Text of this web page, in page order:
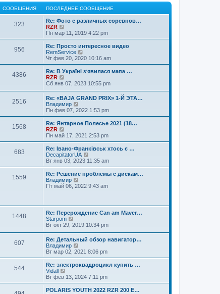
СООБЩЕНИЯ ПОСЛЕДНЕЕ СООБЩЕНИЕ
323
Re: Фото с различных соревнов…
RZR
е
р
е
й
т
к
п
о
с
л
е
д
н
е
м
с
о
о
б
щ
е
н
и
ю
Пн мар 11, 2019 4:22 pm
956
Re: Просто интересное видео
RemService
е
р
е
т
к
п
с
л
е
н
е
м
у
с
о
о
б
щ
Чт фев 20, 2020 10:16 am
4386
Re: В Україні зʼявилася мапа …
RZR
е
е
й
т
и
к
п
с
л
е
д
н
е
м
у
с
е
н
и
ю
Сб янв 07, 2023 10:55 pm
2516
Re: «BAJA GRAND PRIX» 1-Й ЭТА…
Владимир
е
р
е
т
п
о
с
е
н
у
с
о
е
н
и
Пн фев 07, 2022 1:53 pm
1568
Re: Янтарное Полесье 2021 (18…
RZR
е
р
е
й
т
п
о
с
д
н
е
м
у
с
о
о
е
н
и
Пн май 17, 2021 2:53 pm
683
Re: Івано-Франківськ хтось є …
DecapitatorUA
е
р
е
т
о
с
е
д
н
м
у
с
о
о
щ
Вт янв 03, 2023 11:35 am
1559
Re: Решение проблемы с дискам…
Владимир
е
и
к
п
о
с
е
д
н
м
у
с
Пт май 06, 2022 9:43 am
1448
Re: Перерождение Can am Maver…
Starpom
е
й
т
и
к
п
с
л
е
Вт окт 29, 2019 10:34 pm
607
Re: Детальный обзор навигатор…
Владимир
е
р
е
т
к
Вт мар 02, 2021 8:06 pm
544
Re: электроквадроцикл купить …
Vidall
е
р
е
Вт фев 13, 2024 7:11 pm
POLARIS YOUTH 2022 RZR 200 E…